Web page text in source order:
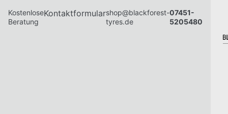
Kostenlose
Beratung
Kontaktformularshop@blackforest-
tyres.de
07451-
5205480